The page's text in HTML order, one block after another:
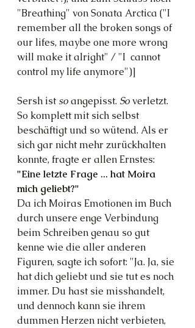
"Breathing" von Sonata Arctica ("I
remember all the broken songs of
our lifes, maybe one more wrong
will make it alright" / "I  cannot
control my life anymore")]
Sersh ist so angepisst. So verletzt.
So komplett mit sich selbst
beschäftigt und so wütend. Als er
sich gar nicht mehr zurückhalten
konnte, fragte er allen Ernstes:
"Eine letzte Frage ... hat Moira
mich geliebt?"
Da ich Moiras Emotionen im Buch
durch unsere enge Verbindung
beim Schreiben genau so gut
kenne wie die aller anderen
Figuren, sagte ich sofort: "Ja. Ja, sie
hat dich geliebt und sie tut es noch
immer. Du hast sie misshandelt,
und dennoch kann sie ihrem
dummen Herzen nicht verbieten,